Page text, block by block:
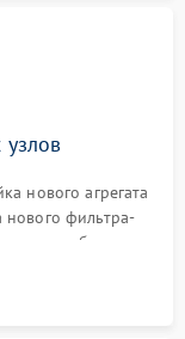
нового агрегата
фильтра-
обдува,
петель.